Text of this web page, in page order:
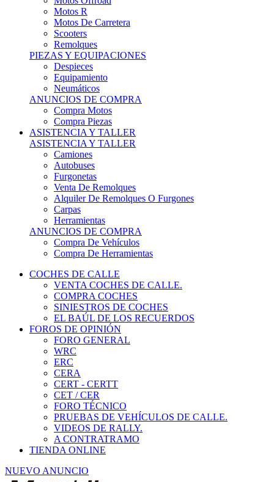
Motos R
Motos De Carretera
Scooters
Remolques
PIEZAS Y EQUIPACIONES
Despieces
Equipamiento
Neumáticos
ANUNCIOS DE COMPRA
Compra Motos
Compra Piezas
ASISTENCIA Y TALLER
ASISTENCIA Y TALLER
Camiones
Autobuses
Furgonetas
Venta De Remolques
Alquiler De Remolques O Furgones
Carpas
Herramientas
ANUNCIOS DE COMPRA
Compra De Vehículos
Compra De Herramientas
COCHES DE CALLE
VENTA COCHES DE CALLE.
COMPRA COCHES
SINIESTROS DE COCHES
EL BAÚL DE LOS RECUERDOS
FOROS DE OPINIÓN
FORO GENERAL
WRC
ERC
CERA
CERT - CERTT
CET / CER
FORO TÉCNICO
PRUEBAS DE VEHÍCULOS DE CALLE.
VIDEOS DE RALLY.
A CONTRATRAMO
TIENDA ONLINE
NUEVO ANUNCIO